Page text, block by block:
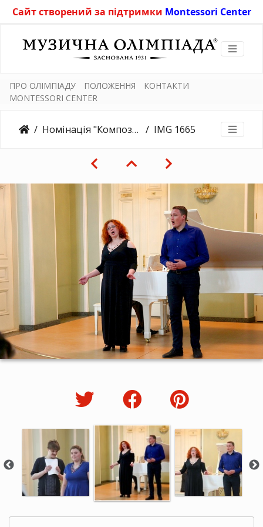
Сайт створений за підтримки Montessori Center
ПРО ОЛІМПІАДУ ПОЛОЖЕННЯ
КОНТАКТИ
MONTESSORI CENTER
Номінація "Композиція" 22/04/2018 IMG 1665